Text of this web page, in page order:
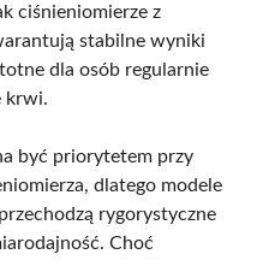
ciśnieniomierze z
stabilne wyniki
dla osób regularnie
krwi.
być priorytetem przy
dlatego modele
rygorystyczne
Choć